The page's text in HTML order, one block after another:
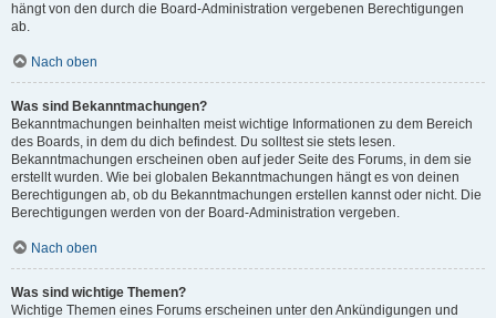
hängt von den durch die Board-Administration vergebenen Berechtigungen
ab.
Nach oben
Was sind Bekanntmachungen?
Bekanntmachungen beinhalten meist wichtige Informationen zu dem Bereich
des Boards, in dem du dich befindest. Du solltest sie stets lesen.
Bekanntmachungen erscheinen oben auf jeder Seite des Forums, in dem sie
erstellt wurden. Wie bei globalen Bekanntmachungen hängt es von deinen
Berechtigungen ab, ob du Bekanntmachungen erstellen kannst oder nicht. Die
Berechtigungen werden von der Board-Administration vergeben.
Nach oben
Was sind wichtige Themen?
Wichtige Themen eines Forums erscheinen unter den Ankündigungen und